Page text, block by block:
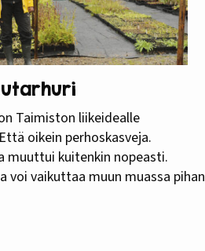
Taimiston liikeidealle
oikein perhoskasveja.
muuttui kuitenkin nopeasti.
voi vaikuttaa muun muassa pihan